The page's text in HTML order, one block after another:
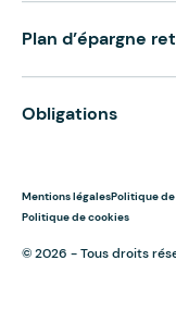
Plan d’épargne
Obligations
Mentions légalesPolitique
Politique de cookies
© 2026 - Tous droits